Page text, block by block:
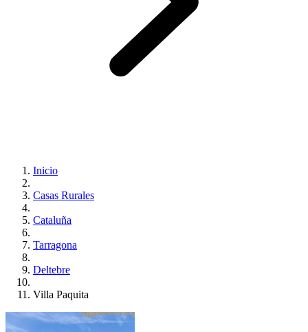
Inicio
Casas Rurales
Cataluña
Tarragona
Deltebre
Villa Paquita